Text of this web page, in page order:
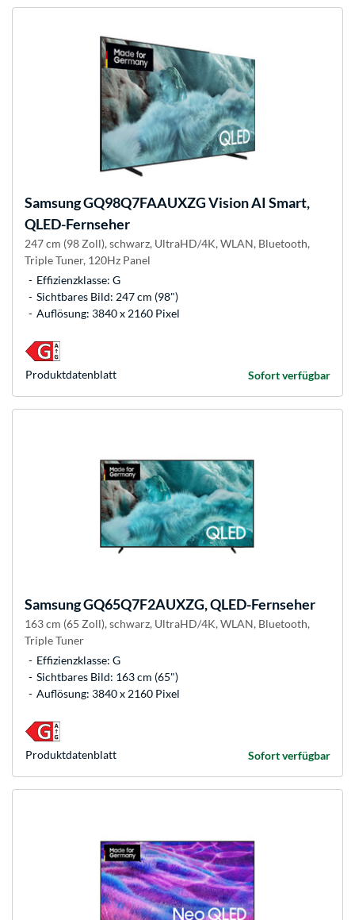
SamsungGQ98Q7FAAUXZG Vision AI Smart,
QLED-Fernseher
247 cm (98 Zoll), schwarz, UltraHD/4K, WLAN, Bluetooth,
Triple Tuner, 120Hz Panel
Effizienzklasse: G
Sichtbares Bild: 247 cm (98")
Auflösung: 3840 x 2160 Pixel
Sofort verfügbar
Produkt­datenblatt
SamsungGQ65Q7F2AUXZG, QLED-Fernseher
163 cm (65 Zoll), schwarz, UltraHD/4K, WLAN, Bluetooth,
Triple Tuner
Effizienzklasse: G
Sichtbares Bild: 163 cm (65")
Auflösung: 3840 x 2160 Pixel
Sofort verfügbar
Produkt­datenblatt